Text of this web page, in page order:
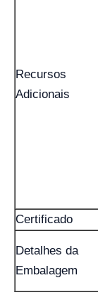
Recursos
Adicionais
Certificado
Detalhes da
Embalagem